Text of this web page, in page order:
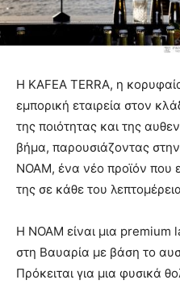
Η KAFEA TERRA, η
εμπορική εταιρεία στον
της ποιότητας και της
βήμα, παρουσιάζοντας
NOAM, ένα νέο προϊόν που
της σε κάθε του
Η NOAM είναι μια
στη Βαυαρία με βάση το
Πρόκειται για μια φυσικά